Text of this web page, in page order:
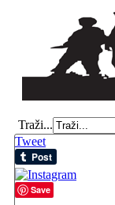
Traži...
Tweet
Save